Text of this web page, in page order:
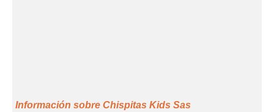
Información sobre Chispitas Kids Sas